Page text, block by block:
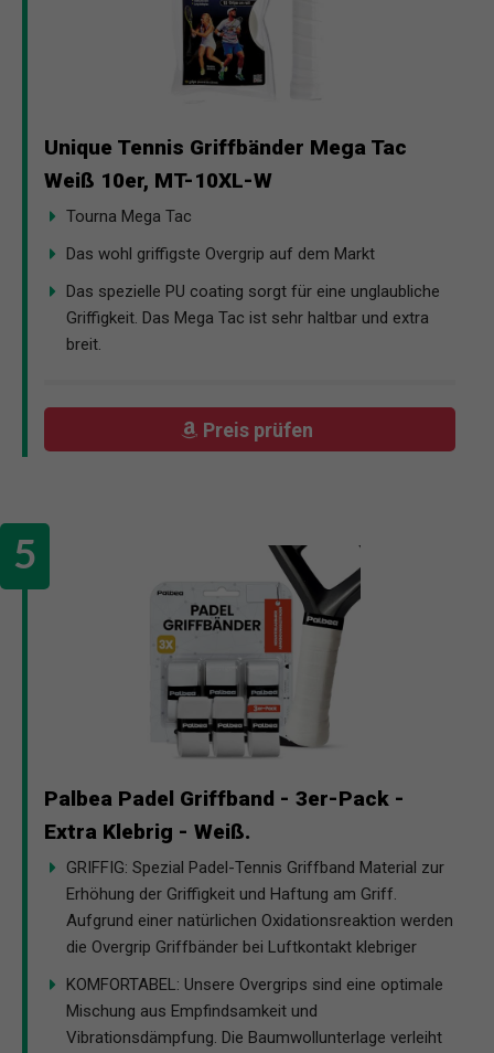
Unique Tennis Griffbänder Mega Tac
Weiß 10er, MT-10XL-W
Tourna Mega Tac
Das wohl griffigste Overgrip auf dem Markt
Das spezielle PU coating sorgt für eine unglaubliche
Griffigkeit. Das Mega Tac ist sehr haltbar und extra
breit.
Preis prüfen
Palbea Padel Griffband - 3er-Pack -
Extra Klebrig - Weiß.
GRIFFIG: Spezial Padel-Tennis Griffband Material zur
Erhöhung der Griffigkeit und Haftung am Griff.
Aufgrund einer natürlichen Oxidationsreaktion werden
die Overgrip Griffbänder bei Luftkontakt klebriger
KOMFORTABEL: Unsere Overgrips sind eine optimale
Mischung aus Empfindsamkeit und
Vibrationsdämpfung. Die Baumwollunterlage verleiht